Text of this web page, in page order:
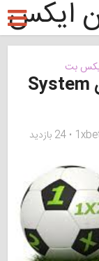
ایکس
بت
شرطبندی سیستمی یا میکس System
24 بازدید